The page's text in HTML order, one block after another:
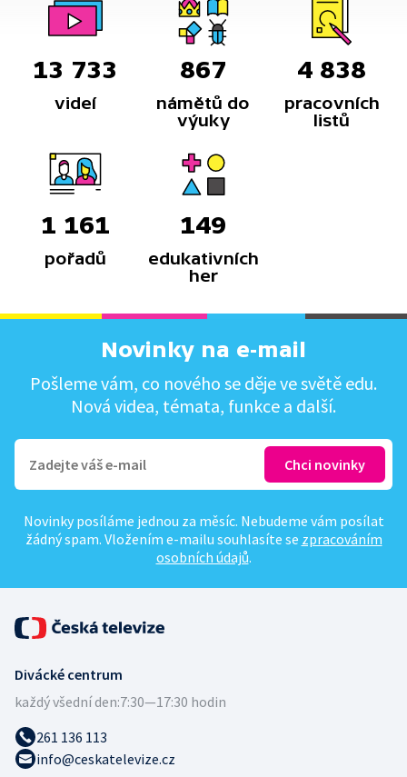
13 733
videí
867
námětů do
výuky
4 838
pracovních
listů
1 161
pořadů
149
edukativních
her
Novinky na e-mail
Pošleme vám, co nového se děje ve světě edu.
Nová videa, témata, funkce a další.
Novinky posíláme jednou za měsíc. Nebudeme vám posílat
žádný spam. Vložením e-mailu souhlasíte se zpracováním
osobních údajů.